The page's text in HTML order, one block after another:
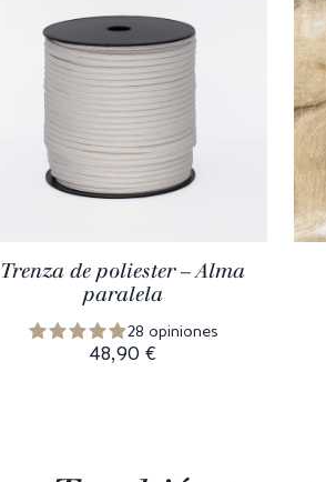
Trenza de poliester – Alma
paralela
28 opiniones
48,90 €